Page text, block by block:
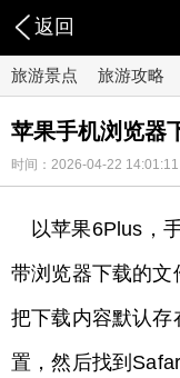
返回
旅游景点 旅游攻略
苹果手机浏览器
时间：2026-04-22 14:01:11
以苹果6Plus，
带浏览器下载的
把下载内容默认
置，然后找到